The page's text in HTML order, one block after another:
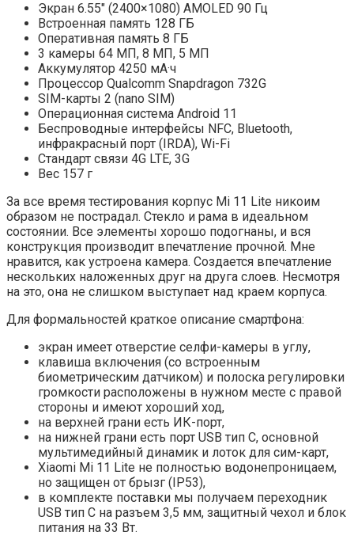
Экран 6.55″ (2400×1080) AMOLED 90 Гц
Встроенная память 128 ГБ
Оперативная память 8 ГБ
3 камеры 64 МП, 8 МП, 5 МП
Аккумулятор 4250 мА·ч
Процессор Qualcomm Snapdragon 732G
SIM-карты 2 (nano SIM)
Операционная система Android 11
Беспроводные интерфейсы NFC, Bluetooth,
инфракрасный порт (IRDA), Wi-Fi
Стандарт связи 4G LTE, 3G
Вес 157 г
За все время тестирования корпус Mi 11 Lite никоим
образом не пострадал. Стекло и рама в идеальном
состоянии. Все элементы хорошо подогнаны, и вся
конструкция производит впечатление прочной. Мне
нравится, как устроена камера. Создается впечатление
нескольких наложенных друг на друга слоев. Несмотря
на это, она не слишком выступает над краем корпуса.
Для формальностей краткое описание смартфона:
экран имеет отверстие селфи-камеры в углу,
клавиша включения (со встроенным
биометрическим датчиком) и полоска регулировки
громкости расположены в нужном месте с правой
стороны и имеют хороший ход,
на верхней грани есть ИК-порт,
на нижней грани есть порт USB тип C, основной
мультимедийный динамик и лоток для сим-карт,
Xiaomi Mi 11 Lite не полностью водонепроницаем,
но защищен от брызг (IP53),
в комплекте поставки мы получаем переходник
USB тип C на разъем 3,5 мм, защитный чехол и блок
питания на 33 Вт.